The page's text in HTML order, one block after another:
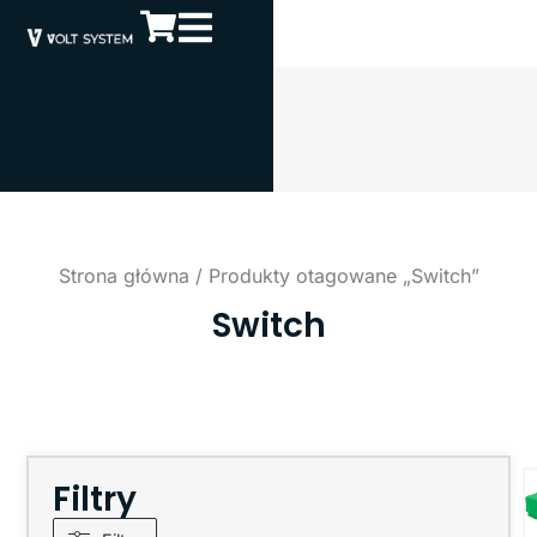
Strona główna / Produkty otagowane „Switch”
Switch
Filtry